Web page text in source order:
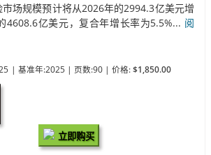
场规模预计将从2026年的2994.3亿美元增
4608.6亿美元，复合年增长率为5.5%... 阅
| 基准年:2025 | 页数:90 | 价格: $1,850.00
立即购买